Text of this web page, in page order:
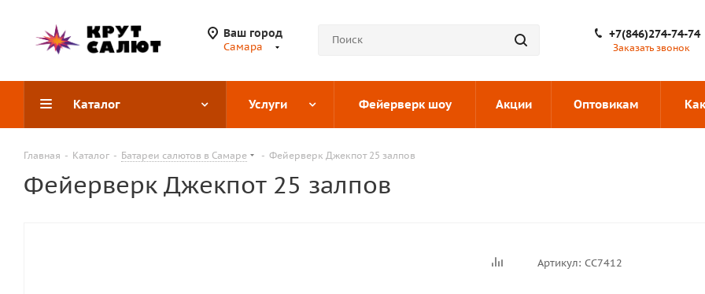
Ваш город
Самара
+7(846)274-74-74
Заказать звонок
Каталог Услуги Фейерверк шоу Акции Оптовикам
Главная - Каталог - Батареи салютов в Самаре - Фейерверк Джекпот 25 залпов
Фейерверк Джекпот 25 залпов
Артикул: СС7412